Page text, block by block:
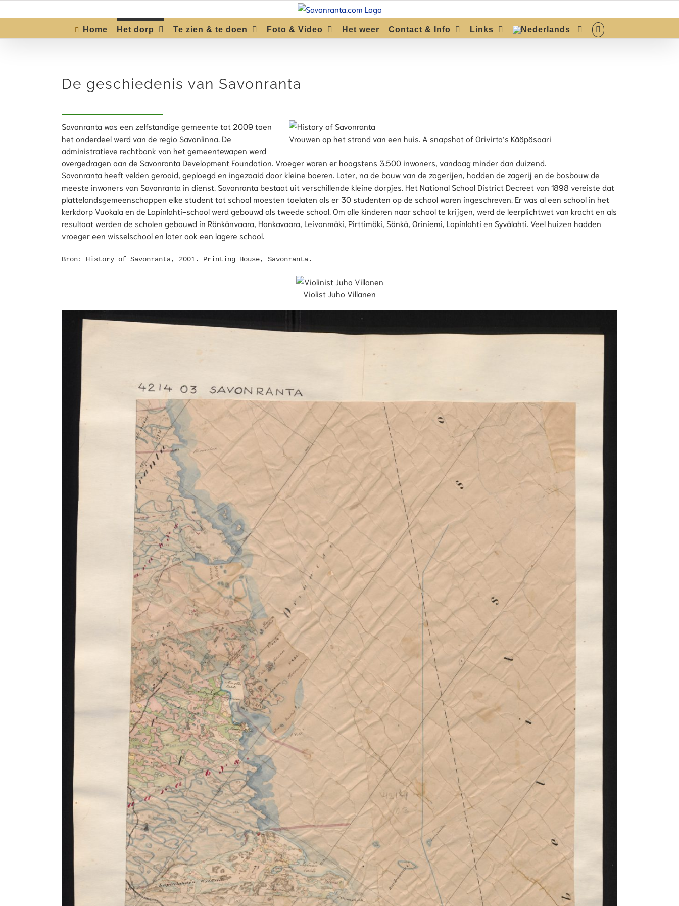
to
Home Het dorp Te zien & te doen Foto & Video Het weer Contact & Info Links
De geschiedenis van Savonranta
Vrouwen op het strand van een huis. A snapshot of Orivirta’s Kääpäsaari
Savonranta was een zelfstandige gemeente tot 2009 toen
het onderdeel werd van de regio Savonlinna. De
administratieve rechtbank van het gemeentewapen werd
overgedragen aan de Savonranta Development Foundation. Vroeger waren er hoogstens 3.500 inwoners, vandaag minder dan duizend.
Savonranta heeft velden gerooid, geploegd en ingezaaid door kleine boeren. Later, na de bouw van de zagerijen, hadden de zagerij en de bosbouw de
meeste inwoners van Savonranta in dienst. Savonranta bestaat uit verschillende kleine dorpjes. Het National School District Decreet van 1898 vereiste dat
plattelandsgemeenschappen elke student tot school moesten toelaten als er 30 studenten op de school waren ingeschreven. Er was al een school in het
kerkdorp Vuokala en de Lapinlahti-school werd gebouwd als tweede school. Om alle kinderen naar school te krijgen, werd de leerplichtwet van kracht en als
resultaat werden de scholen gebouwd in Rönkänvaara, Hankavaara, Leivonmäki, Pirttimäki, Sönkä, Oriniemi, Lapinlahti en Syvälahti. Veel huizen hadden
vroeger een wisselschool en later ook een lagere school.
Bron: History of Savonranta, 2001. Printing House, Savonranta.
Violist Juho Villanen